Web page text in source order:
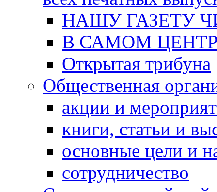
НАШУ ГАЗЕТУ
В САМОМ
Открытая трибуна
Общественная
акции и
книги, статьи и
основные цели и
сотрудничество